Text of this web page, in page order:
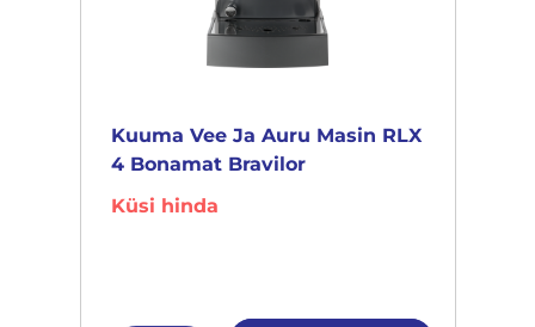
Kuuma Vee Ja Auru Masin RLX
4 Bonamat Bravilor
Küsi hinda